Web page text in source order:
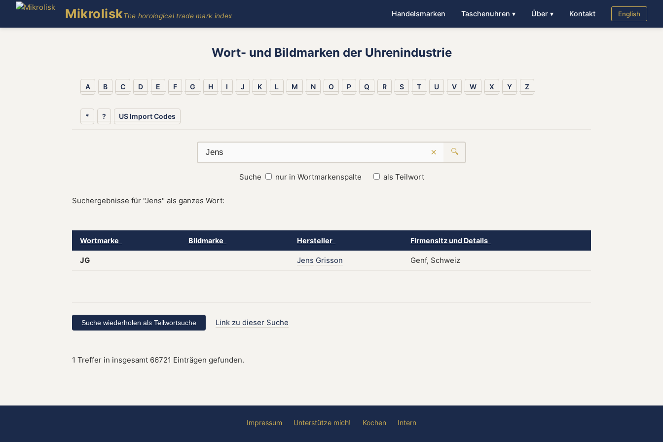
MikroliskThe horological trade mark index Handelsmarken Taschenuhren ▾ Über ▾ Kontakt English
Wort- und Bildmarken der Uhrenindustrie
A B C D E F G H I J K L M N O P Q R S T U V W X Y Z
* ? US Import Codes
× 🔍
Suche nur in Wortmarkenspalte als Teilwort
Suchergebnisse für "Jens" als ganzes Wort:
Wortmarke Bildmarke Hersteller Firmensitz und Details
JG Jens Grisson Genf, Schweiz
Link zu dieser Suche
1 Treffer in insgesamt 66721 Einträgen gefunden.
Impressum Unterstütze mich! Kochen Intern